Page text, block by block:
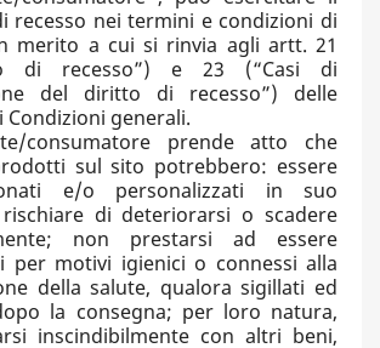
recesso nei termini e condizioni di
merito a cui si rinvia agli artt. 21
di recesso”) e 23 (“Casi di
del diritto di recesso”) delle
Condizioni generali.
consumatore prende atto che
sul sito potrebbero: essere
e/o personalizzati in suo
di deteriorarsi o scadere
non prestarsi ad essere
per motivi igienici o connessi alla
della salute, qualora sigillati ed
la consegna; per loro natura,
inscindibilmente con altri beni,